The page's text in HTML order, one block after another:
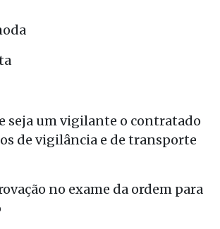
seja um vigilante o contratado
de vigilância e de transporte
no exame da ordem para